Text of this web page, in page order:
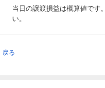
当日の譲渡損益は概算値です
い。
戻る